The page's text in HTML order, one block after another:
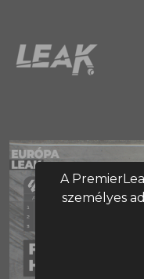
A
személyes